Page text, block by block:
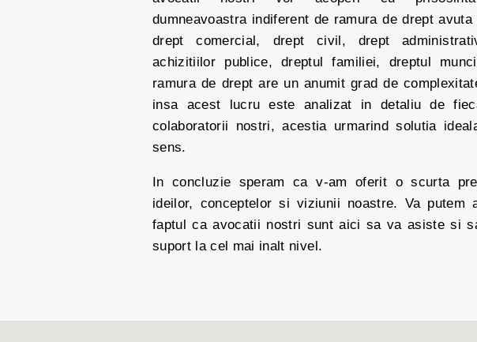
dumneavoastra indiferent de ramura de drept avuta
drept comercial, drept civil, drept
achizitiilor publice, dreptul familiei, dreptul
ramura de drept are un anumit grad de
insa acest lucru este analizat in detaliu de
colaboratorii nostri, acestia urmarind solutia
sens.
In concluzie speram ca v-am oferit o scurta
ideilor, conceptelor si viziunii noastre. Va putem
faptul ca avocatii nostri sunt aici sa va asiste si
suport la cel mai inalt nivel.